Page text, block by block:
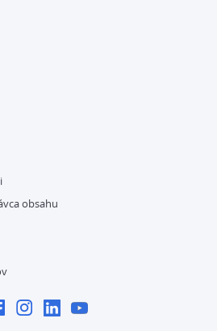
obsahu